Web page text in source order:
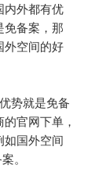
内外都有优
免备案，那
外空间的好
势就是免备
官网下单，
如国外空间
。